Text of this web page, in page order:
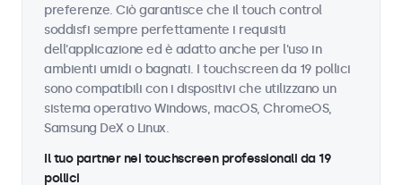
preferenze. Ciò garantisce che il touch control
soddisfi sempre perfettamente i requisiti
dell'applicazione ed è adatto anche per l'uso in
ambienti umidi o bagnati. I touchscreen da 19 pollici
sono compatibili con i dispositivi che utilizzano un
sistema operativo Windows, macOS, ChromeOS,
Samsung DeX o Linux.
Il tuo partner nei touchscreen professionali da 19
pollici